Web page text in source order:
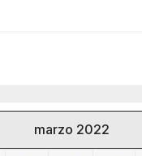
marzo 2022